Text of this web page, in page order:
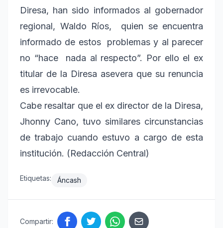
Diresa, han sido informados al gobernador
regional, Waldo Ríos, quien se encuentra
informado de estos problemas y al parecer
no “hace nada al respecto”. Por ello el ex
titular de la Diresa asevera que su renuncia
es irrevocable.
Cabe resaltar que el ex director de la Diresa,
Jhonny Cano, tuvo similares circunstancias
de trabajo cuando estuvo a cargo de esta
institución. (Redacción Central)
Etiquetas: Áncash
Compartir: